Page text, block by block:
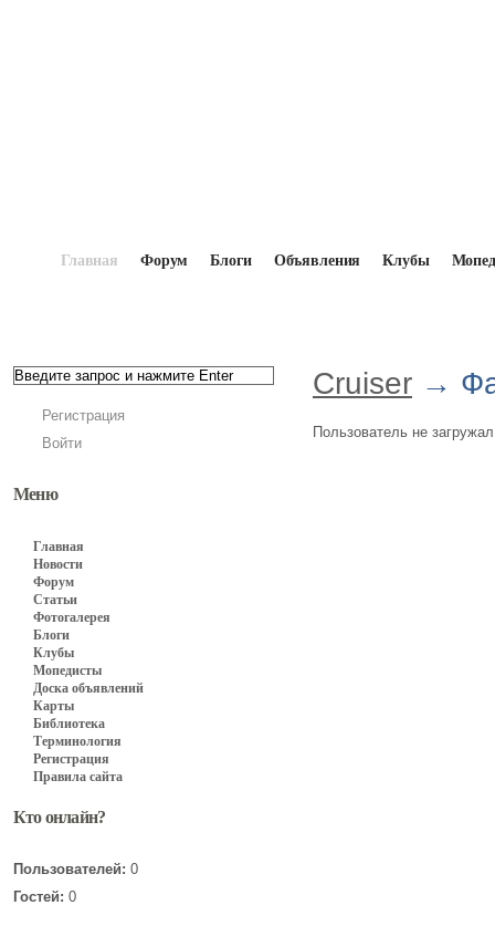
Главная Форум Блоги Объявления Клубы
Регистрация
Войти
Меню
Главная
Новости
Форум
Статьи
Фотогалерея
Блоги
Клубы
Мопедисты
Доска объявлений
Карты
Библиотека
Терминология
Регистрация
Правила сайта
Кто онлайн?
Пользователей: 0
Гостей: 0
Cruiser →
Пользователь не